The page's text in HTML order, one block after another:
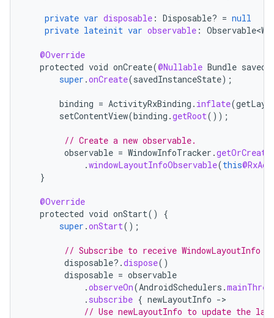
private var disposable : Disposable? = null
private lateinit var observable :
@Override
protected void onCreate(@Nullable Bundle
super .onCreate(savedInstanceState);
binding = ActivityRxBinding . inflate(
setContentView(binding .getRoot());
// Create a new observable.
observable = WindowInfoTracker .getOrCreate
.windowLayoutInfoObservable(this
}
@Override
protected void onStart()
{
super .onStart();
// Subscribe to receive WindowLayoutInfo
disposable?.dispose()
disposable = observable
.observeOn(AndroidSchedulers .
. subscribe { newLayoutInfo -
// Use newLayoutInfo to update the